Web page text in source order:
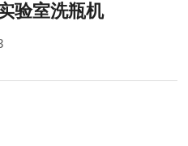
验室洗瓶机